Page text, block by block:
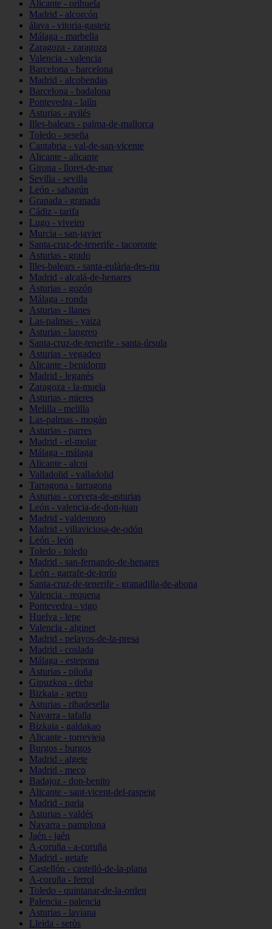
Alicante - orihuela
Madrid - alcorcón
álava - vitoria-gasteiz
Málaga - marbella
Zaragoza - zaragoza
Valencia - valencia
Barcelona - barcelona
Madrid - alcobendas
Barcelona - badalona
Pontevedra - lalín
Asturias - avilés
Illes-balears - palma-de-mallorca
Toledo - seseña
Cantabria - val-de-san-vicente
Alicante - alicante
Girona - lloret-de-mar
Sevilla - sevilla
León - sahagún
Granada - granada
Cádiz - tarifa
Lugo - viveiro
Murcia - san-javier
Santa-cruz-de-tenerife - tacoronte
Asturias - grado
Illes-balears - santa-eulària-des-riu
Madrid - alcalá-de-henares
Asturias - gozón
Málaga - ronda
Asturias - llanes
Las-palmas - yaiza
Asturias - langreo
Santa-cruz-de-tenerife - santa-úrsula
Asturias - vegadeo
Alicante - benidorm
Madrid - leganés
Zaragoza - la-muela
Asturias - mieres
Melilla - melilla
Las-palmas - mogán
Asturias - parres
Madrid - el-molar
Málaga - málaga
Alicante - alcoi
Valladolid - valladolid
Tarragona - tarragona
Asturias - corvera-de-asturias
León - valencia-de-don-juan
Madrid - valdemoro
Madrid - villaviciosa-de-odón
León - león
Toledo - toledo
Madrid - san-fernando-de-henares
León - garrafe-de-torío
Santa-cruz-de-tenerife - granadilla-de-abona
Valencia - requena
Pontevedra - vigo
Huelva - lepe
Valencia - alginet
Madrid - pelayos-de-la-presa
Madrid - coslada
Málaga - estepona
Asturias - piloña
Gipuzkoa - deba
Bizkaia - getxo
Asturias - ribadesella
Navarra - tafalla
Bizkaia - galdakao
Alicante - torrevieja
Burgos - burgos
Madrid - algete
Madrid - meco
Badajoz - don-benito
Alicante - sant-vicent-del-raspeig
Madrid - parla
Asturias - valdés
Navarra - pamplona
Jaén - jaén
A-coruña - a-coruña
Madrid - getafe
Castellón - castelló-de-la-plana
A-coruña - ferrol
Toledo - quintanar-de-la-orden
Palencia - palencia
Asturias - laviana
Lleida - seròs